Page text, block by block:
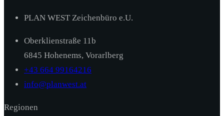
PLAN WEST Zeichenbüro e.U.
Oberklienstraße 11b
6845 Hohenems, Vorarlberg
+43 664 99164216
info@planwest.at
Regionen